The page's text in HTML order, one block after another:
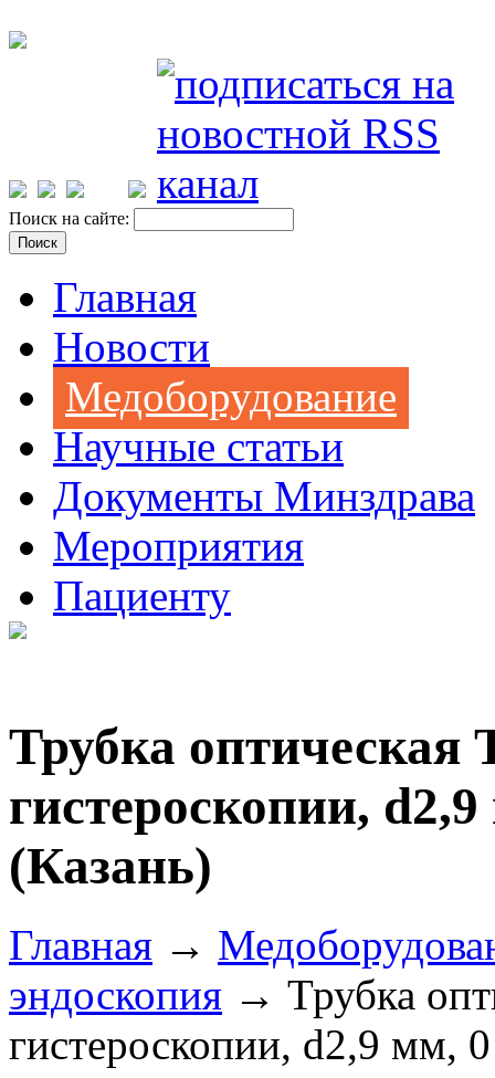
Поиск на сайте:
Главная
Новости
Медоборудование
Научные статьи
Документы Минздрава
Мероприятия
Пациенту
Трубка оптическая
гистероскопии,
(Казань)
Главная →
эндоскопия → Трубка
гистероскопии, d2,9 мм,